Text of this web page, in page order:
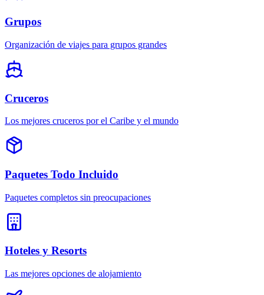
Grupos
Organización de viajes para grupos grandes
Cruceros
Los mejores cruceros por el Caribe y el mundo
Paquetes Todo Incluido
Paquetes completos sin preocupaciones
Hoteles y Resorts
Las mejores opciones de alojamiento